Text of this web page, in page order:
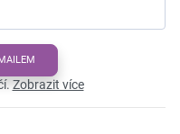
Zobrazit více